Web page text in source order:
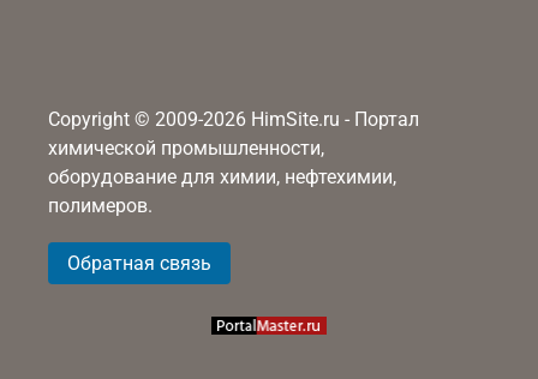
Copyright © 2009-2026 HimSite.ru - Портал
химической промышленности,
оборудование для химии, нефтехимии,
полимеров.
Обратная связь